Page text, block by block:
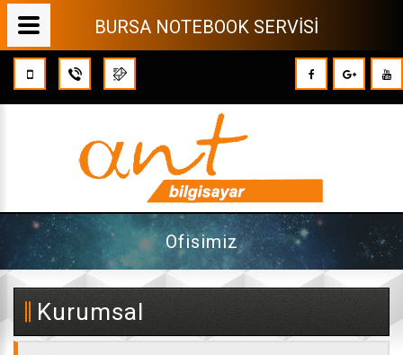
Ofisimiz
Kurumsal
BURSA NOTEBOOK SERVİSİ